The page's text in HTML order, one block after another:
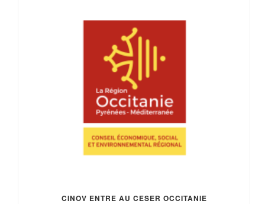
CINOV ENTRE AU CESER OCCITANIE